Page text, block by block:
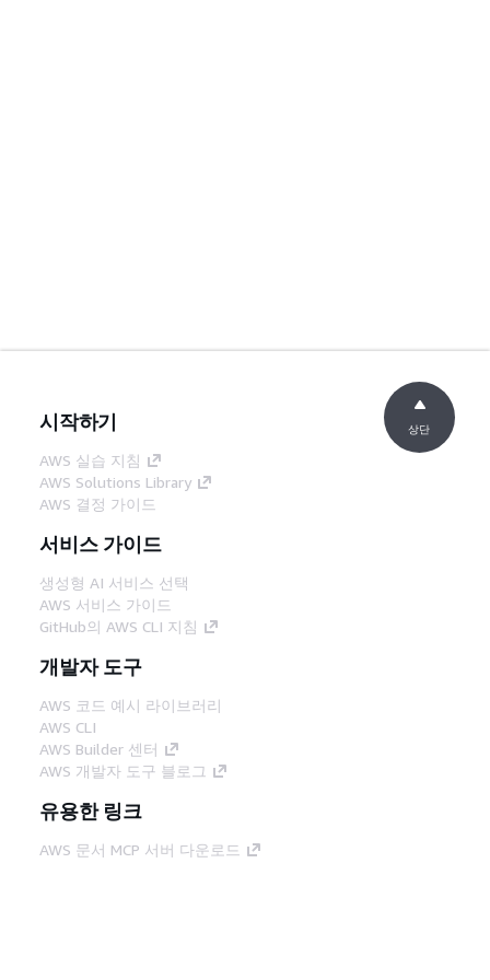
시작하기
AWS 실습 지침
AWS Solutions Library
AWS 결정 가이드
서비스 가이드
생성형 AI 서비스 선택
AWS 서비스 가이드
GitHub의 AWS CLI 지침
개발자 도구
AWS 코드 예시 라이브러리
AWS CLI
AWS Builder 센터
AWS 개발자 도구 블로그
유용한 링크
AWS 문서 MCP 서버 다운로드
상단